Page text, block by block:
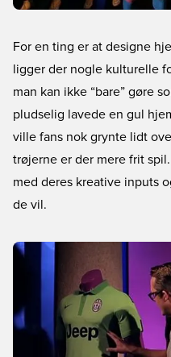
For en ting er at designe
ligger der nogle kulturelle
man kan ikke “bare” gøre
pludselig lavede en gul
ville fans nok grynte lidt
trøjerne er der mere frit
med deres kreative inputs
de vil.